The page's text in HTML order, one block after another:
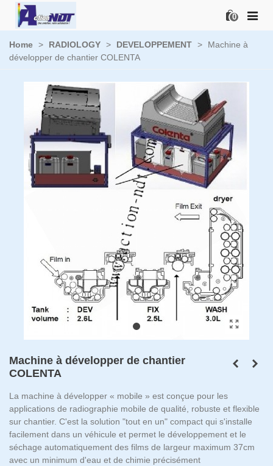
0
Home > RADIOLOGY > DEVELOPPEMENT >
Machine à
développer de chantier COLENTA
Machine à développer de chantier
COLENTA
La machine à développer « mobile » est conçue pour les
applications de radiographie mobile de qualité, robuste et flexible
sur chantier. C'est la solution "tout en un" compact qui s'installe
facilement dans un véhicule et permet le développement et le
séchage automatiquement des films de largeur maximum 37cm
avec un minimum d'eau et de chimie précisément